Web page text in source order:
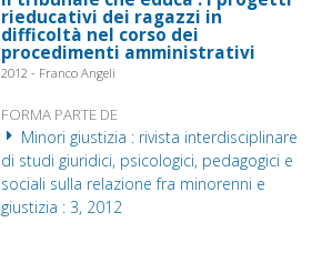
rieducativi dei ragazzi in
difficoltà nel corso dei
procedimenti amministrativi
2012 - Franco Angeli
FORMA PARTE DE
Minori giustizia : rivista interdisciplinare
di studi giuridici, psicologici, pedagogici e
sociali sulla relazione fra minorenni e
giustizia : 3, 2012